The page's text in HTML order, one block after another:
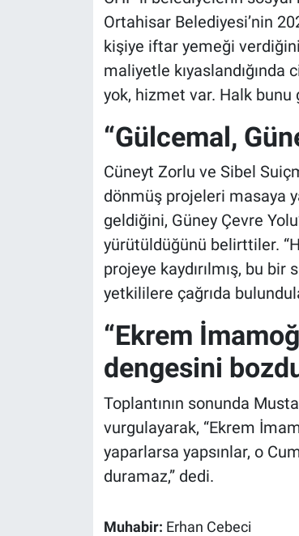
Ortahisar Belediyesi’nin
kişiye iftar yemeği
maliyetle
yok, hizmet var. Halk bunu
“Gülcemal,
Cüneyt Zorlu ve Sibel
dönmüş projeleri masaya
geldiğini, Güney Çevre
yürütüldüğünü belirttiler.
projeye kaydırılmış, bu
yetkililere çağrıda
“Ekrem
dengesini
Toplantının sonunda
vurgulayarak, “Ekrem
yaparlarsa yapsınlar, o
duramaz,” dedi.
Muhabir: Erhan Cebeci